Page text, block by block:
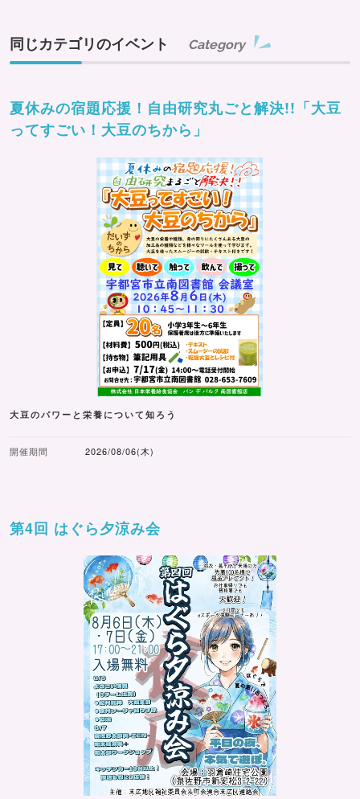
同じカテゴリのイベント Category
夏休みの宿題応援！自由研究丸ごと解決!!「大豆
ってすごい！大豆のちから」
大豆のパワーと栄養について知ろう
開催期間 2026/08/06(木)
第4回 はぐら夕涼み会